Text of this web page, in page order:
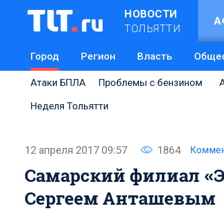
НОВОСТИ
ТОЛЬЯТТИ
Город Регион Власть
Атаки БПЛА Проблемы с бензином
Неделя Тольятти
12 апреля 2017 09:57 1864
Самарский филиал
Сергеем Анташевым